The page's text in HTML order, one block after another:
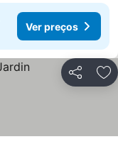
Ver preços
Partilhar